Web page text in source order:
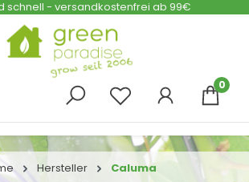
schnell - versandkostenfrei ab 99€
0
Hersteller Caluma